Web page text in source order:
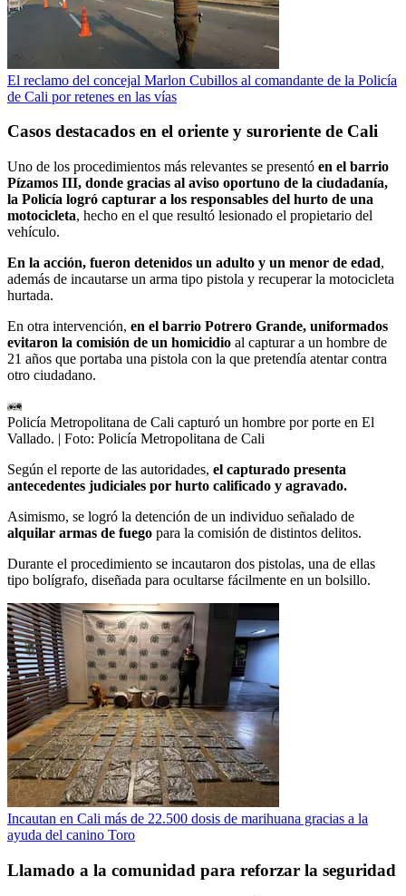
El reclamo del concejal Marlon Cubillos al comandante de la Policía
de Cali por retenes en las vías
Casos destacados en el oriente y suroriente de Cali
Uno de los procedimientos más relevantes se presentó en el barrio
Pízamos III, donde gracias al aviso oportuno de la ciudadanía,
la Policía logró capturar a los responsables del hurto de una
motocicleta, hecho en el que resultó lesionado el propietario del
vehículo.
En la acción, fueron detenidos un adulto y un menor de edad,
además de incautarse un arma tipo pistola y recuperar la motocicleta
hurtada.
En otra intervención, en el barrio Potrero Grande, uniformados
evitaron la comisión de un homicidio al capturar a un hombre de
21 años que portaba una pistola con la que pretendía atentar contra
otro ciudadano.
Policía Metropolitana de Cali capturó un hombre por porte en El
Vallado. | Foto: Policía Metropolitana de Cali
Según el reporte de las autoridades, el capturado presenta
antecedentes judiciales por hurto calificado y agravado.
Asimismo, se logró la detención de un individuo señalado de
alquilar armas de fuego para la comisión de distintos delitos.
Durante el procedimiento se incautaron dos pistolas, una de ellas
tipo bolígrafo, diseñada para ocultarse fácilmente en un bolsillo.
Incautan en Cali más de 22.500 dosis de marihuana gracias a la
ayuda del canino Toro
Llamado a la comunidad para reforzar la seguridad